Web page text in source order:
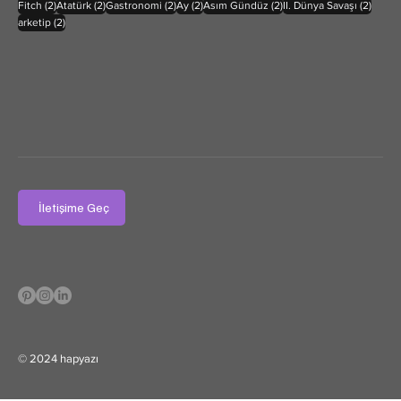
Fitch (2)2 yazı
Atatürk (2)2 yazı
Gastronomi (2)2 yazı
Ay (2)2 yazı
Asım Gündüz (2)2 yazı
II. Dünya Savaşı (2)2 yazı
arketip (2)2 yazı
© 2024 hapyazı
İletişime Geç